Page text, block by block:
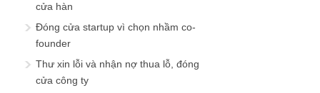
cửa hàn
Đóng cửa startup vì chọn nhầm co-
founder
Thư xin lỗi và nhận nợ thua lỗ, đóng
cửa công ty